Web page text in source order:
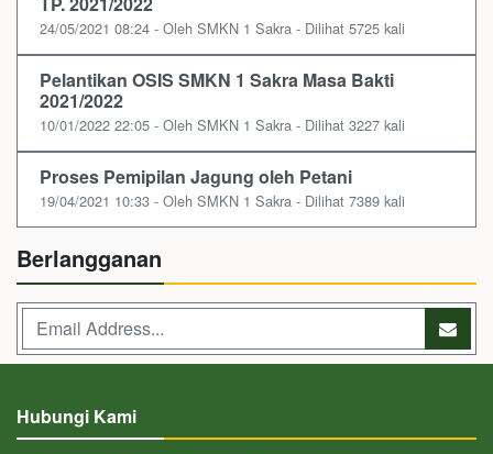
24/05/2021 08:24 - Oleh SMKN 1 Sakra - Dilihat 5725 kali
Pelantikan OSIS SMKN 1 Sakra Masa Bakti
2021/2022
10/01/2022 22:05 - Oleh SMKN 1 Sakra - Dilihat 3227 kali
Proses Pemipilan Jagung oleh Petani
19/04/2021 10:33 - Oleh SMKN 1 Sakra - Dilihat 7389 kali
Berlangganan
Hubungi Kami